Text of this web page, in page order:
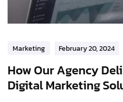
Marketing February 20, 2024
How Our Agency
Digital Marketing